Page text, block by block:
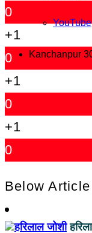
YouTube
Kanchanpur
0
+1
0
+1
0
+1
0
Below